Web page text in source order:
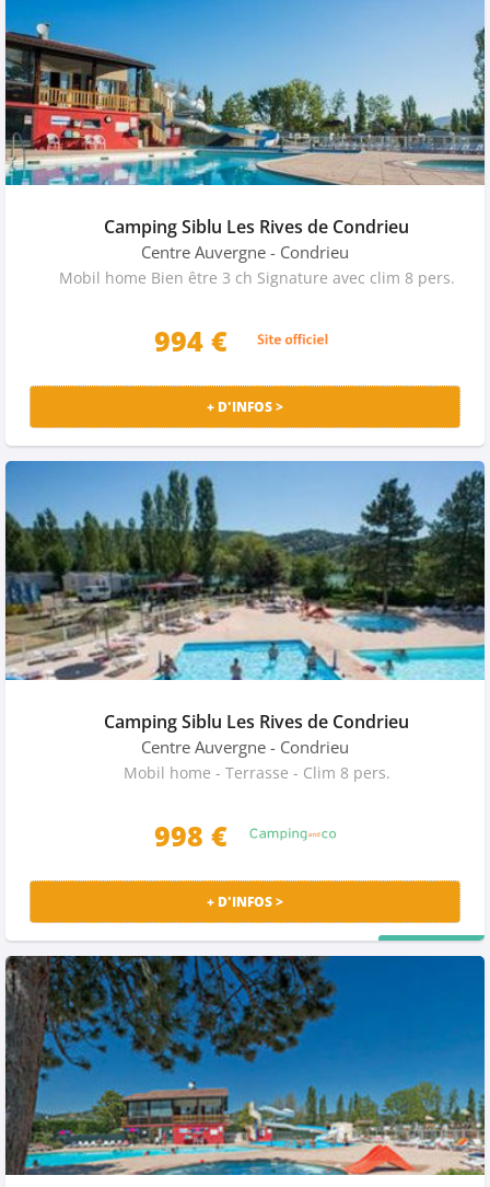
Camping Siblu Les Rives de Condrieu
Centre Auvergne - Condrieu
Mobil home Bien être 3 ch Signature avec clim 8 pers.
994 €
+ D'INFOS >
Camping Siblu Les Rives de Condrieu
Centre Auvergne - Condrieu
Mobil home - Terrasse - Clim 8 pers.
998 €
+ D'INFOS >